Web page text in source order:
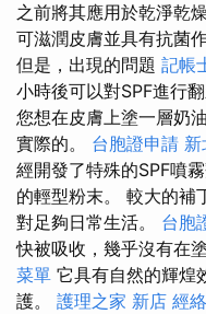
之前將其應用於乾淨乾
可滋潤皮膚並具有抗菌
但是，出現的問題 記帳
小時後可以對SPF進行翻
您想在皮膚上塗一層奶
實際的。 台胞證申請 新
經開發了特殊的SPF噴
的輕型粉末。 較大的補
對足夠日常生活。 台胞
快被吸收，幾乎沒有在
菜單 它具有自然的輝煌
護。 護理之家 新店 經